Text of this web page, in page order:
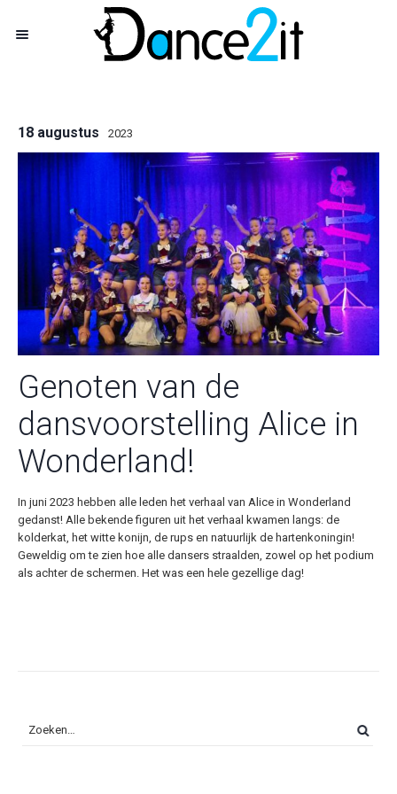
18 augustus 2023
Genoten van de
dansvoorstelling Alice in
Wonderland!
In juni 2023 hebben alle leden het verhaal van Alice in Wonderland
gedanst! Alle bekende figuren uit het verhaal kwamen langs: de
kolderkat, het witte konijn, de rups en natuurlijk de hartenkoningin!
Geweldig om te zien hoe alle dansers straalden, zowel op het podium
als achter de schermen. Het was een hele gezellige dag!